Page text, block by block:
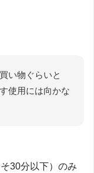
い物ぐらいと
使用には向かな
30分以下）のみ